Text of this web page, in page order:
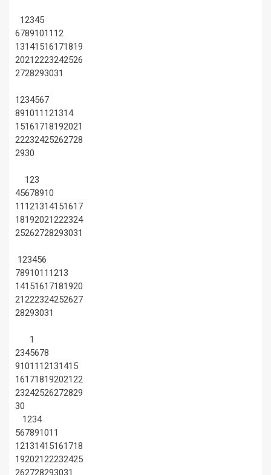
12345
67891011 12
13141516171819
20212223242526
2728293031
1234567
891011 121314
15161718192021
22232425262728
2930
123
45678910
11 121314151617
18192021222324
25262728293031
123456
7891011 1213
14151617181920
21222324252627
28293031
1
2345678
91011 12131415
16171819202122
23242526272829
30
1234
567891011
12131415161718
19202122232425
262728293031